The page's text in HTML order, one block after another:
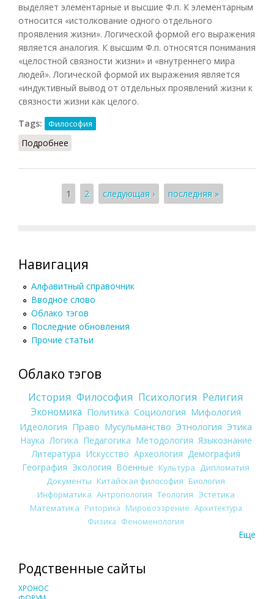
выделяет элементарные и высшие Ф.п. К элементарным
относится «истолкование одного отдельного
проявления жизни». Логической формой его выражения
является аналогия. К высшим Ф.п. относятся понимания
«целостной связности жизни» и «внутреннего мира
людей». Логической формой их выражения является
«индуктивный вывод от отдельных проявлений жизни к
связности жизни как целого.
Tags:
Философия
Подробнее
Страницы
1 2 следующая › последняя »
Навигация
Алфавитный справочник
Вводное слово
Облако тэгов
Последние обновления
Прочие статьи
Облако тэгов
История Философия Психология Религия
Экономика Политика Социология Мифология
Идеология Право Мусульманство Этнология Этика
Наука Логика Педагогика Методология Языкознание
Литература Искусство Археология Демография
География Экология Военные Культура
Дипломатия
Документы Китайская философия Биология
Информатика Антропология Теология Эстетика
Математика Риторика Мировоззрение Архитектура
Физика Феноменология
Еще
Родственные сайты
ХРОНОС